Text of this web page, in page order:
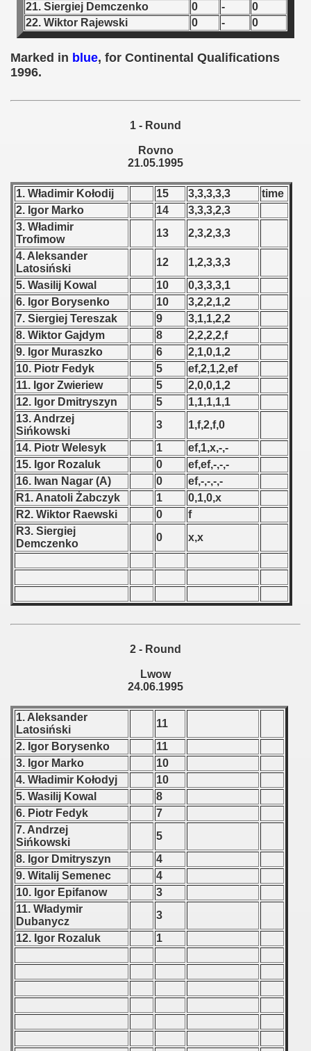
21. Siergiej Demczenko
0 -
0
22. Wiktor Rajewski
0 - 0
Marked in blue, for Continental Qualifications
1996.
1 - Round
Rovno
21.05.1995
1. Władimir Kołodij 15 3,3,3,3,3
time
2. Igor Marko
14
3,3,3,2,3
3. Władimir
Trofimow
13
2,3,2,3,3
4. Aleksander
Latosiński
12
1,2,3,3,3
5. Wasilij Kowal
10
0,3,3,3,1
6. Igor Borysenko
10
3,2,2,1,2
7. Siergiej Tereszak
9
3,1,1,2,2
8. Wiktor Gajdym
8
2,2,2,2,f
9. Igor Muraszko
6
2,1,0,1,2
10. Piotr Fedyk
5
ef,2,1,2,ef
11. Igor Zwieriew
5
2,0,0,1,2
12. Igor Dmitryszyn
5
1,1,1,1,1
13. Andrzej
Sińkowski
3
1,f,2,f,0
14. Piotr Welesyk
1
ef,1,x,-,-
15. Igor Rozaluk
0
ef,ef,-,-,-
16. Iwan Nagar (A)
0
ef,-,-,-,-
R1. Anatoli Żabczyk
1
0,1,0,x
R2. Wiktor Raewski
0
f
R3. Siergiej
Demczenko
0 x,x
2 - Round
Lwow
24.06.1995
1. Aleksander
Latosiński
11
2. Igor Borysenko
11
3. Igor Marko
10
4. Władimir Kołodyj
10
5. Wasilij Kowal
8
6. Piotr Fedyk
7
7. Andrzej
Sińkowski
5
8. Igor Dmitryszyn
4
9. Witalij Semenec
4
10. Igor Epifanow
3
11. Władymir
Dubanycz
3
12. Igor Rozaluk
1
- 1952
- 1953
- 1954
- 1957
- 1958
- 1959
- 1960
- 1961
- 1962
- 1963
- 1964
- 1965
- 1966
- 1967
- 1968
- 1969
- 1970
1984